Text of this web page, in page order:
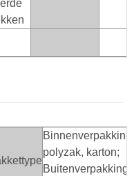
Binnenverpakking:
polyzak, karton;
Buitenverpakking: